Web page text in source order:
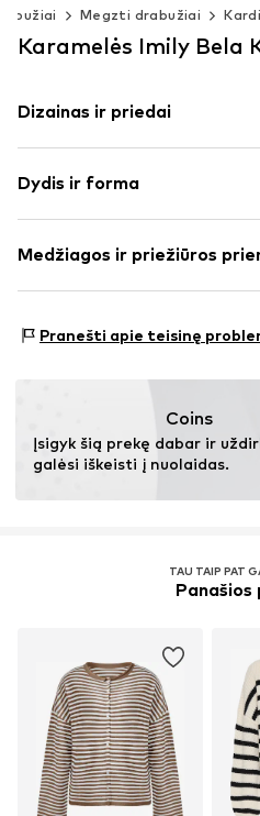
Megzti drabužiai
Karamelės Imily Bela
Dizainas ir priedai
Megzti drabužiai
Apskrita kaklo iškirptė
Megzti rankogaliai
Prekės Nr. IBE0306002000001
Dydis ir forma
Ilgis: Normalaus ilgio
Pritaikomumas: Laisva
Dydžių lentelė
Medžiagos ir priežiūros
Medžiagos tipas: Stori megzti
Pranešti apie teisinę
Coins
Įsigyk šią prekę dabar ir
galėsi iškeisti į nuolaidas.
TAU TAIP PAT
Panašios